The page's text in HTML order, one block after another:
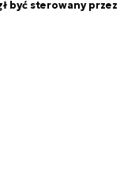
być sterowany przez